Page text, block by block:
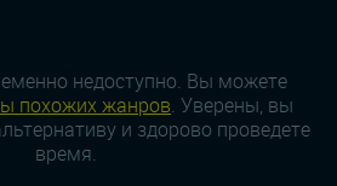
недоступно. Вы можете
похожих жанров. Уверены, вы
и здорово проведете
время.